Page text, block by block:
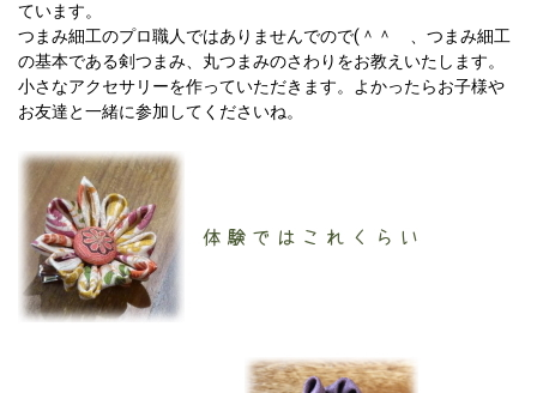
ています。
つまみ細工のプロ職人ではありませんでので(＾＾ゞ、つまみ細工
の基本である剣つまみ、丸つまみのさわりをお教えいたします。
小さなアクセサリーを作っていただきます。よかったらお子様や
お友達と一緒に参加してくださいね。